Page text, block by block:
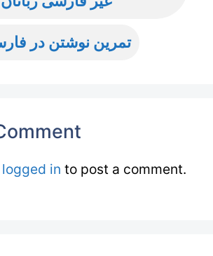
تمرین نوشتن در
logged in to post a comment.